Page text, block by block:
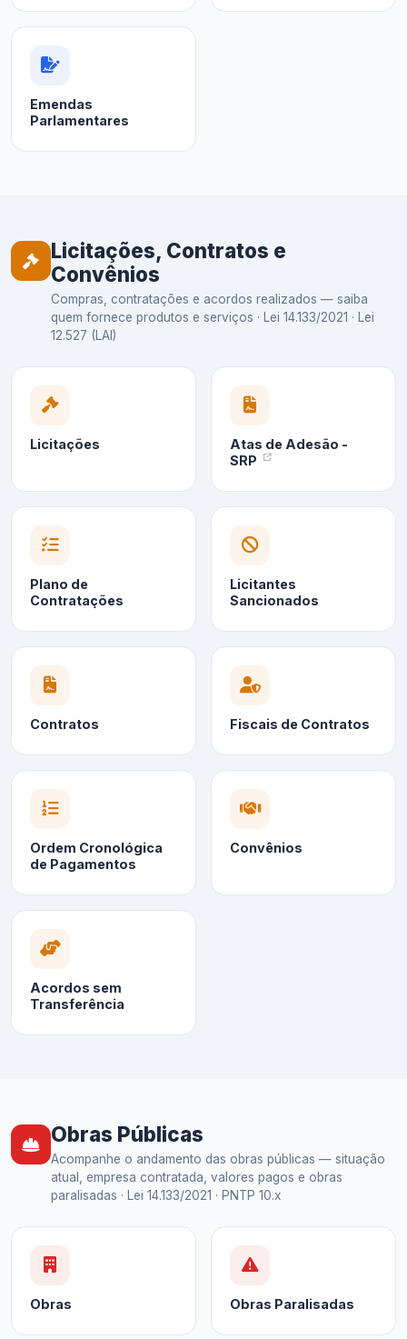
Emendas
Parlamentares
Licitações, Contratos e
Convênios
Compras, contratações e acordos realizados — saiba
quem fornece produtos e serviços · Lei 14.133/2021 · Lei
12.527 (LAI)
Licitações
Atas de Adesão -
SRP
Plano de
Contratações
Licitantes
Sancionados
Contratos Fiscais de Contratos
Ordem Cronológica
de Pagamentos
Convênios
Acordos sem
Transferência
Obras Públicas
Acompanhe o andamento das obras públicas — situação
atual, empresa contratada, valores pagos e obras
paralisadas · Lei 14.133/2021 · PNTP 10.x
Obras Obras Paralisadas